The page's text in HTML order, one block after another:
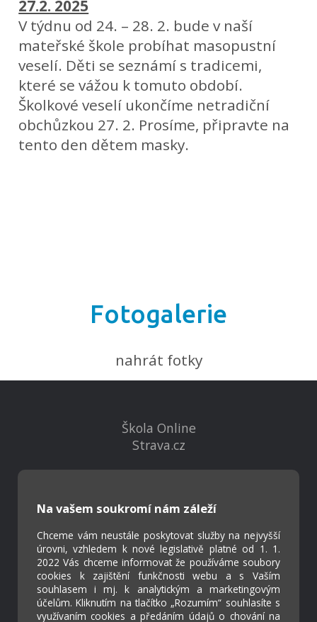
27.2. 2025
V týdnu od 24. – 28. 2. bude v naší
mateřské škole probíhat masopustní
veselí. Děti se seznámí s tradicemi,
které se vážou k tomuto období.
Školkové veselí ukončíme netradiční
obchůzkou 27. 2. Prosíme, připravte na
tento den dětem masky.
Fotogalerie
nahrát fotky
Na vašem soukromí nám záleží
Chceme vám neustále poskytovat služby na nejvyšší
úrovni, vzhledem k nové legislativě platné od 1. 1.
2022 Vás chceme informovat že používáme soubory
cookies k zajištění funkčnosti webu a s Vaším
souhlasem i mj. k analytickým a marketingovým
účelům. Kliknutím na tlačítko „Rozumím“ souhlasíte s
využívaním cookies a předáním údajů o chování na
Škola Online
Strava.cz
Projekty
Cookies
Přístupnost
Přihlášení